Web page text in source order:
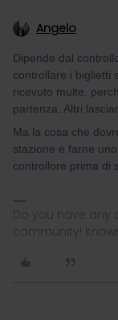
Angelo
Dipende dal
controllare i biglietti
ricevuto multe,
partenza. Altri
Ma la cosa che
stazione e farne
controllore prima di
Do you have any
community!